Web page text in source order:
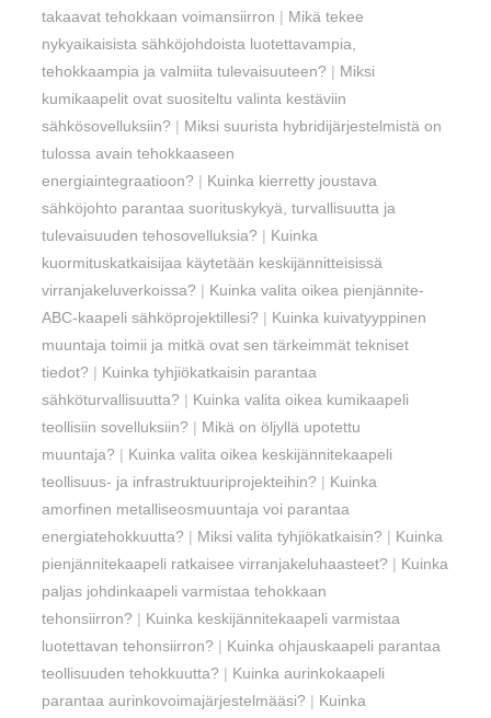
takaavat tehokkaan voimansiirron | Mikä tekee
nykyaikaisista sähköjohdoista luotettavampia,
tehokkaampia ja valmiita tulevaisuuteen? | Miksi
kumikaapelit ovat suositeltu valinta kestäviin
sähkösovelluksiin? | Miksi suurista hybridijärjestelmistä on
tulossa avain tehokkaaseen
energiaintegraatioon? | Kuinka kierretty joustava
sähköjohto parantaa suorituskykyä, turvallisuutta ja
tulevaisuuden tehosovelluksia? | Kuinka
kuormituskatkaisijaa käytetään keskijännitteisissä
virranjakeluverkoissa? | Kuinka valita oikea pienjännite-
ABC-kaapeli sähköprojektillesi? | Kuinka kuivatyyppinen
muuntaja toimii ja mitkä ovat sen tärkeimmät tekniset
tiedot? | Kuinka tyhjiökatkaisin parantaa
sähköturvallisuutta? | Kuinka valita oikea kumikaapeli
teollisiin sovelluksiin? | Mikä on öljyllä upotettu
muuntaja? | Kuinka valita oikea keskijännitekaapeli
teollisuus- ja infrastruktuuriprojekteihin? | Kuinka
amorfinen metalliseosmuuntaja voi parantaa
energiatehokkuutta? | Miksi valita tyhjiökatkaisin? | Kuinka
pienjännitekaapeli ratkaisee virranjakeluhaasteet? | Kuinka
paljas johdinkaapeli varmistaa tehokkaan
tehonsiirron? | Kuinka keskijännitekaapeli varmistaa
luotettavan tehonsiirron? | Kuinka ohjauskaapeli parantaa
teollisuuden tehokkuutta? | Kuinka aurinkokaapeli
parantaa aurinkovoimajärjestelmääsi? | Kuinka